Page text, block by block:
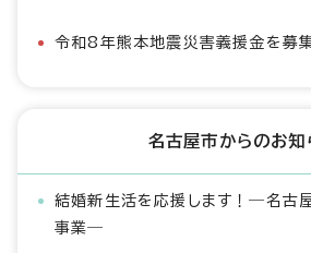
令和8年熊本地震災害義援金を募
名古屋市からのお知
結婚新生活を応援します！―名古
事業―